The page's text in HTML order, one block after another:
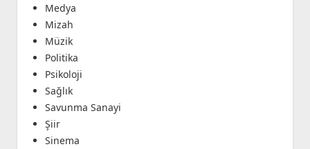
Medya
Mizah
Müzik
Politika
Psikoloji
Sağlık
Savunma Sanayi
Şiir
Sinema